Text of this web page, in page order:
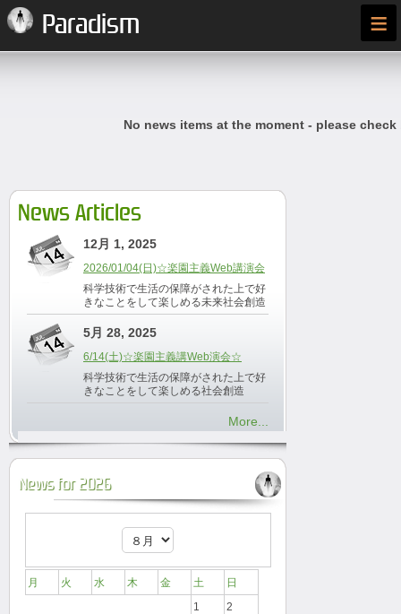
Paradism ≡
No news items at the moment - please
News Articles
12月 1, 2025
2026/01/04(日)☆楽園主義Web講演会
科学技術で生活の保障がされた上で好
きなことをして楽しめる未来社会創造
5月 28, 2025
6/14(土)☆楽園主義講Web演会☆
科学技術で生活の保障がされた上で好
きなことをして楽しめる社会創造
More...
News for 2026
月 火 水 木 金 土
日
1
2